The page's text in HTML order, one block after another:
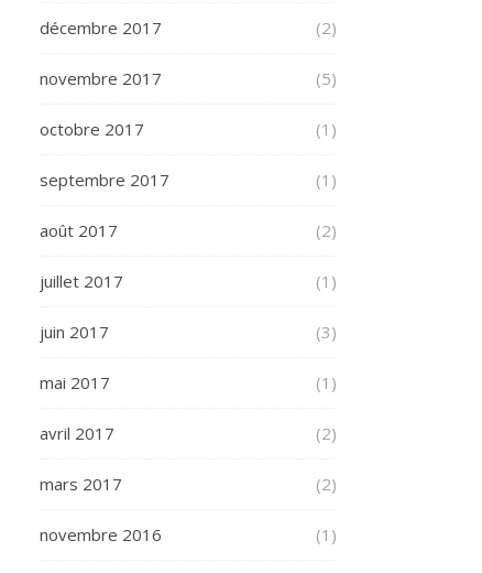
décembre 2017 (2)
novembre 2017 (5)
octobre 2017 (1)
septembre 2017 (1)
août 2017 (2)
juillet 2017 (1)
juin 2017 (3)
mai 2017 (1)
avril 2017 (2)
mars 2017 (2)
novembre 2016 (1)